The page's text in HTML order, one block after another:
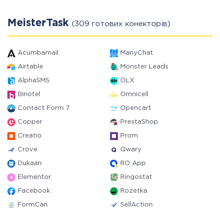
MeisterTask (309 готових конекторів)
Acumbamail ManyChat
Airtable Monster Leads
AlphaSMS OLX
Binotel Omnicell
Contact Form 7 Opencart
Copper PrestaShop
Creatio Prom
Crove Qwary
Dukaan RO App
Elementor Ringostat
Facebook Rozetka
FormCan SellAction